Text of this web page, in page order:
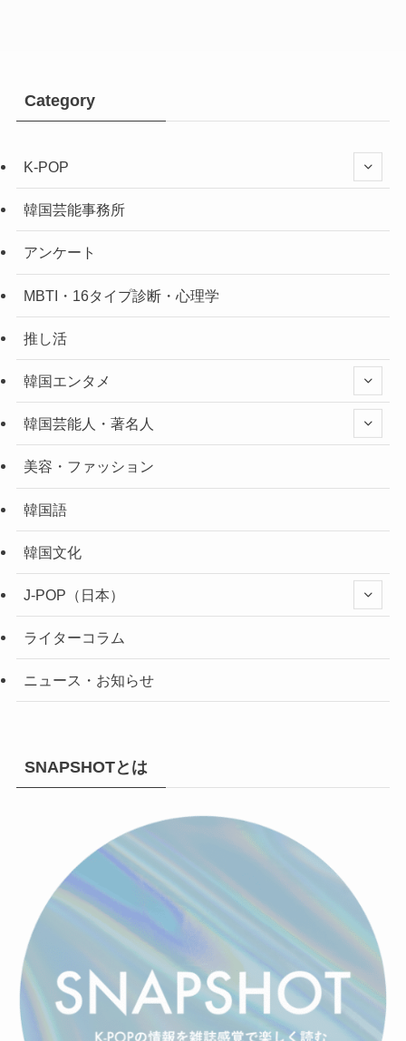
Category
K-POP
韓国芸能事務所
アンケート
MBTI・16タイプ診断・心理学
推し活
韓国エンタメ
韓国芸能人・著名人
美容・ファッション
韓国語
韓国文化
J-POP（日本）
ライターコラム
ニュース・お知らせ
SNAPSHOTとは